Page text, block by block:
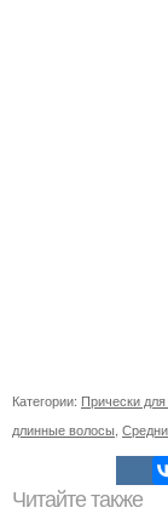
Категории: Прически
длинные волосы
Читайте также